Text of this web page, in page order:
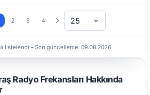
2 3 4 25
listelendi • Son güncelleme:09.08.2026
Radyo Frekansları Hakkında